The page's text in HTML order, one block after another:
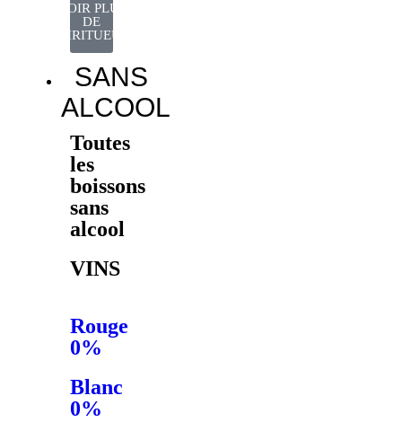
VOIR PLUS
DE
SPIRITUEUX
SANS
ALCOOL
Toutes
les
boissons
sans
alcool
VINS
Rouge
0%
Blanc
0%